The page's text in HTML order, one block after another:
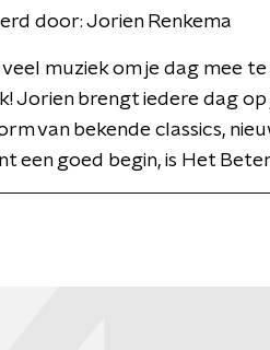
door: Jorien Renkema
veel muziek om je dag mee
Jorien brengt iedere dag
van bekende classics,
een goed begin, is Het